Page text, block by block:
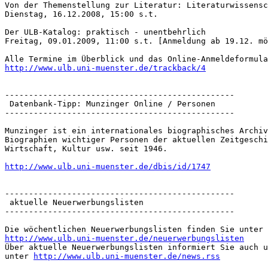
Von der Themenstellung zur Literatur:
Dienstag, 16.12.2008, 15:00 s.t.
Der ULB-Katalog: praktisch - unentbehrlich
Freitag, 09.01.2009, 11:00 s.t. [Anmeldung ab 19.12.
http://www.ulb.uni-muenster.de/trackback/4
------------------------------------------------
Datenbank-Tipp: Munzinger Online / Personen
------------------------------------------------
Munzinger ist ein internationales biographisches
Biographien wichtiger Personen der aktuellen
Wirtschaft, Kultur usw. seit 1946.
http://www.ulb.uni-muenster.de/dbis/id/1747
------------------------------------------------
aktuelle Neuerwerbungslisten
------------------------------------------------
http://www.ulb.uni-muenster.de/neuerwerbungslisten
Über aktuelle Neuerwerbungslisten informiert Sie auch
unter
http://www.ulb.uni-muenster.de/news.rss